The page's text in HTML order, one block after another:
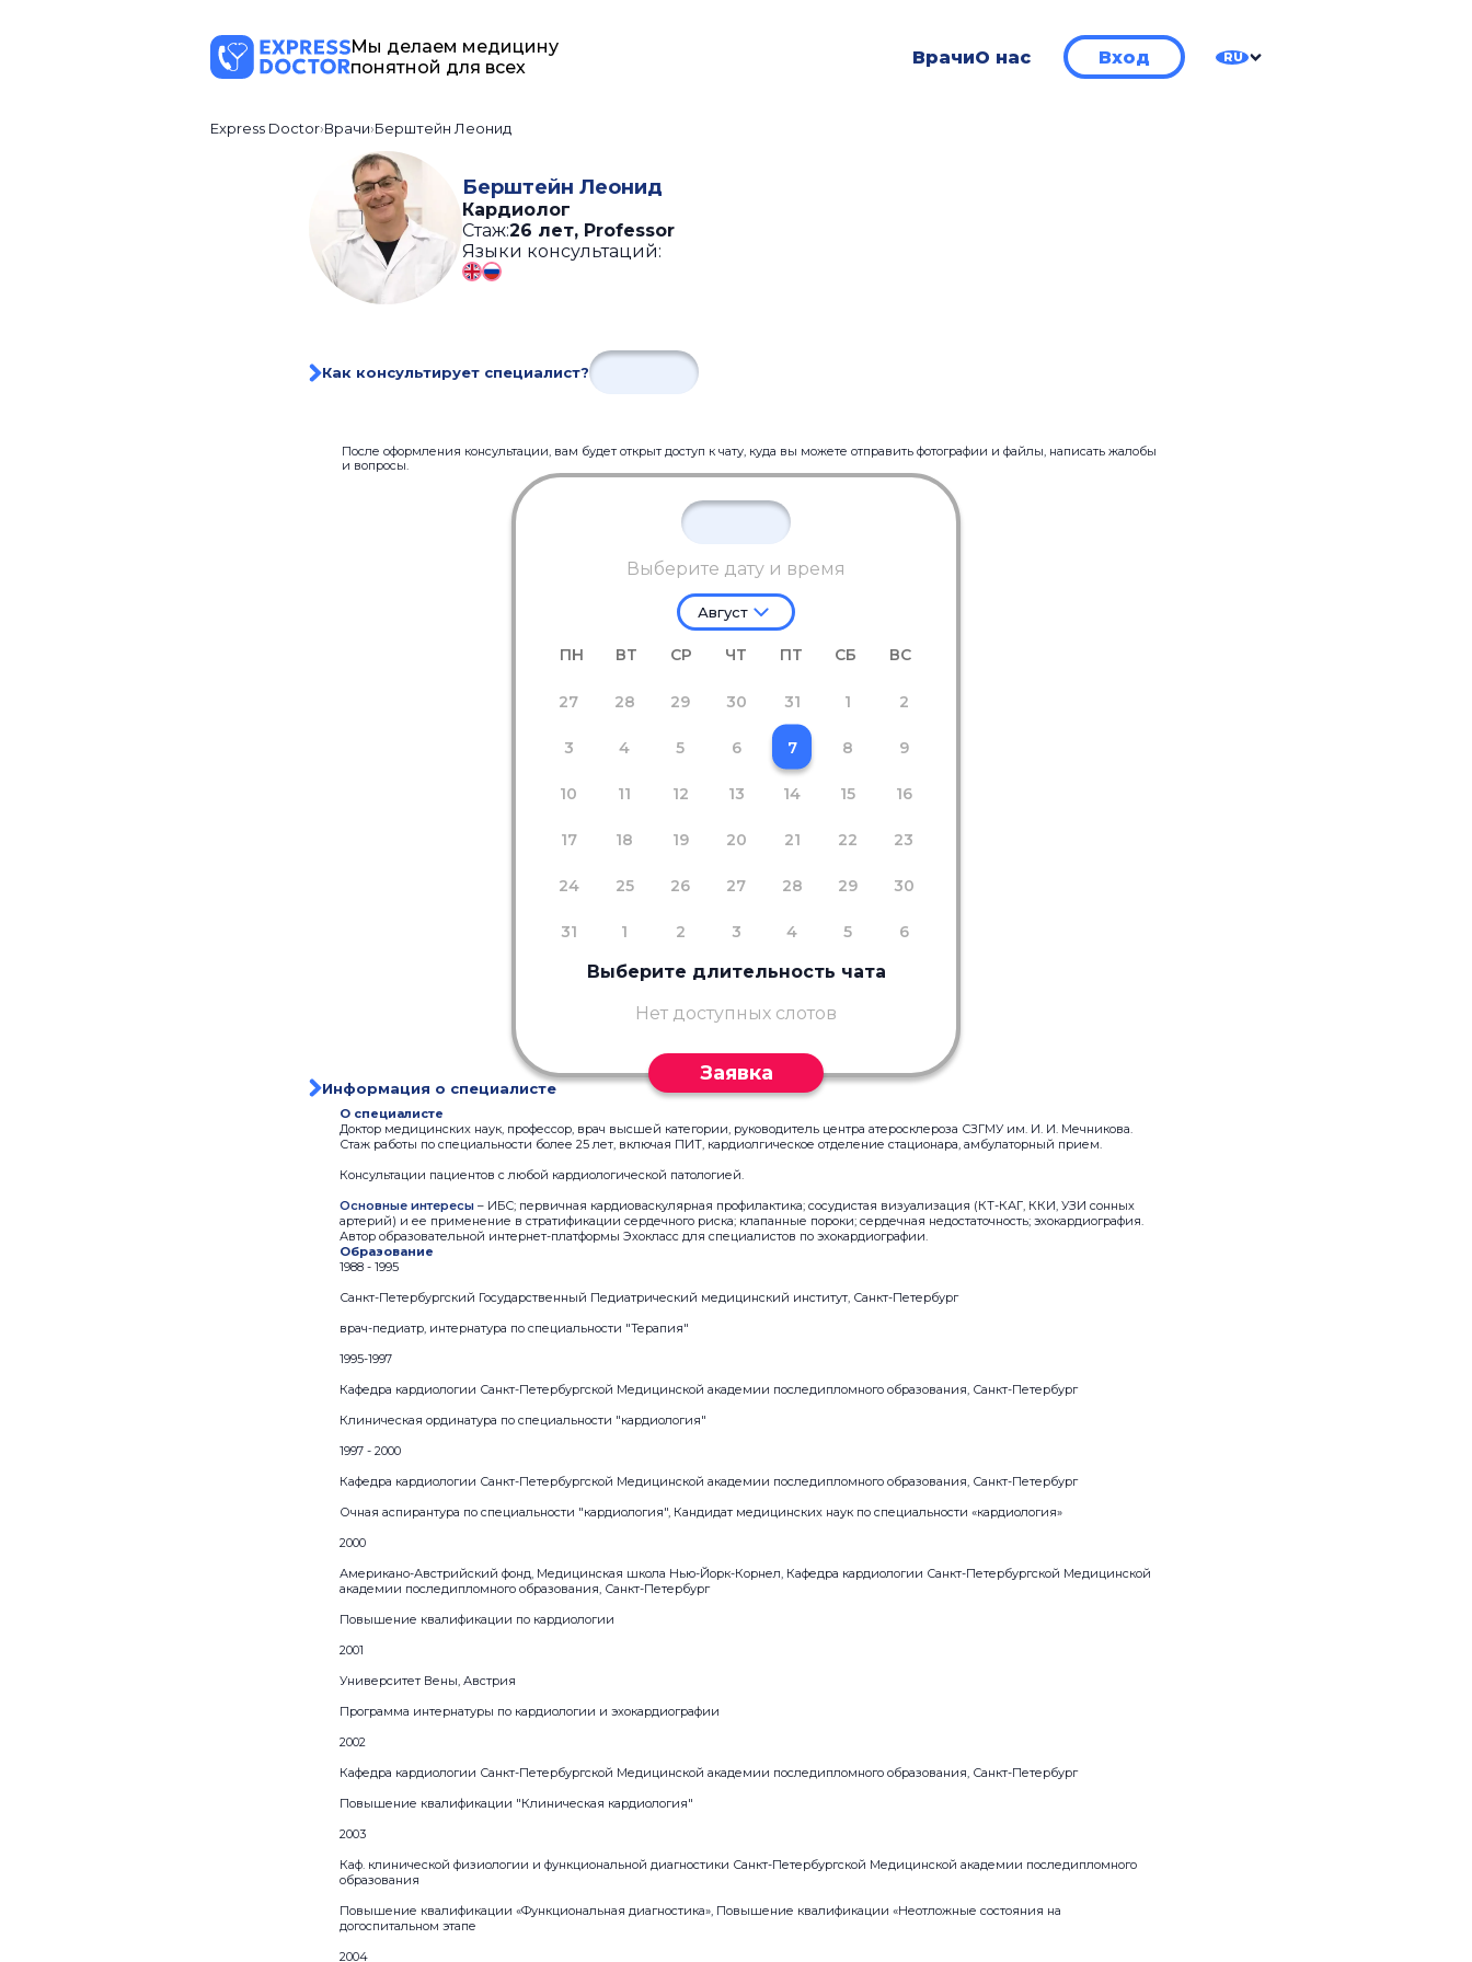
Мы делаем медицину
понятной для всех
ВрачиО нас Вход RU
Express Doctor Врачи Берштейн Леонид
Берштейн Леонид
Кардиолог
Стаж:26 лет, Professor
Языки консультаций:
Как консультирует специалист?
После оформления консультации, вам будет открыт доступ к чату, куда вы можете отправить фотографии и файлы, написать жалобы
и вопросы.
Выберите дату и время
Август
ПН ВТ СР ЧТ ПТ СБ ВС
27 28 29 30 31 1 2
3 4 5 6 7 8 9
10 11 12 13 14 15 16
17 18 19 20 21 22 23
24 25 26 27 28 29 30
31 1 2 3 4 5 6
Выберите длительность чата
Нет доступных слотов
Заявка
Информация о специалисте
О специалисте
Доктор медицинских наук, профессор, врач высшей категории, руководитель центра атеросклероза СЗГМУ им. И. И. Мечникова.
Стаж работы по специальности более 25 лет, включая ПИТ, кардиолгическое отделение стационара, амбулаторный прием.
Консультации пациентов с любой кардиологической патологией.
Основные интересы – ИБС; первичная кардиоваскулярная профилактика; сосудистая визуализация (КТ-КАГ, ККИ, УЗИ сонных
артерий) и ее применение в стратификации сердечного риска; клапанные пороки; сердечная недостаточность; эхокардиография.
Автор образовательной интернет-платформы Эхокласс для специалистов по эхокардиографии.
Образование
1988 - 1995
Санкт-Петербургский Государственный Педиатрический медицинский институт, Санкт-Петербург
врач-педиатр, интернатура по специальности "Терапия"
1995-1997
Кафедра кардиологии Санкт-Петербургской Медицинской академии последипломного образования, Санкт-Петербург
Клиническая ординатура по специальности "кардиология"
1997 - 2000
Кафедра кардиологии Санкт-Петербургской Медицинской академии последипломного образования, Санкт-Петербург
Очная аспирантура по специальности "кардиология", Кандидат медицинских наук по специальности «кардиология»
2000
Американо-Австрийский фонд, Медицинская школа Нью-Йорк-Корнел, Кафедра кардиологии Санкт-Петербургской Медицинской
академии последипломного образования, Санкт-Петербург
Повышение квалификации по кардиологии
2001
Университет Вены, Австрия
Программа интернатуры по кардиологии и эхокардиографии
2002
Кафедра кардиологии Санкт-Петербургской Медицинской академии последипломного образования, Санкт-Петербург
Повышение квалификации "Клиническая кардиология"
2003
Каф. клинической физиологии и функциональной диагностики Санкт-Петербургской Медицинской академии последипломного
образования
Повышение квалификации «Функциональная диагностика», Повышение квалификации «Неотложные состояния на
догоспитальном этапе
2004